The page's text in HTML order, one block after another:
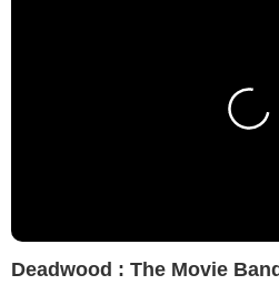
Deadwood : The Movie